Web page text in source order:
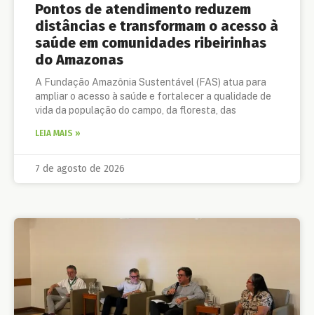
Pontos de atendimento reduzem
distâncias e transformam o acesso à
saúde em comunidades ribeirinhas
do Amazonas
A Fundação Amazônia Sustentável (FAS) atua para
ampliar o acesso à saúde e fortalecer a qualidade de
vida da população do campo, da floresta, das
LEIA MAIS »
7 de agosto de 2026